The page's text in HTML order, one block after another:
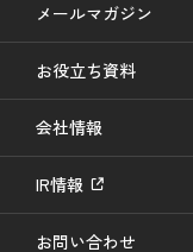
メールマガジン
お役立ち資料
会社情報
IR情報
お問い合わせ